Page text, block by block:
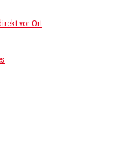
vor Ort